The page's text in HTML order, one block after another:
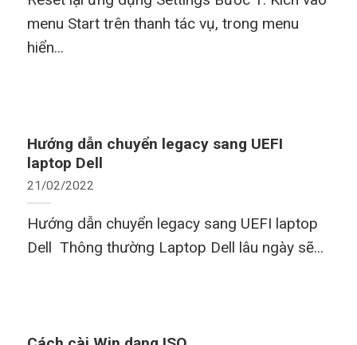
menu Start trên thanh tác vụ, trong menu
hiển...
Hướng dẫn chuyển legacy sang UEFI
laptop Dell
21/02/2022
Hướng dẫn chuyển legacy sang UEFI laptop
Dell Thông thường Laptop Dell lâu ngày sẽ...